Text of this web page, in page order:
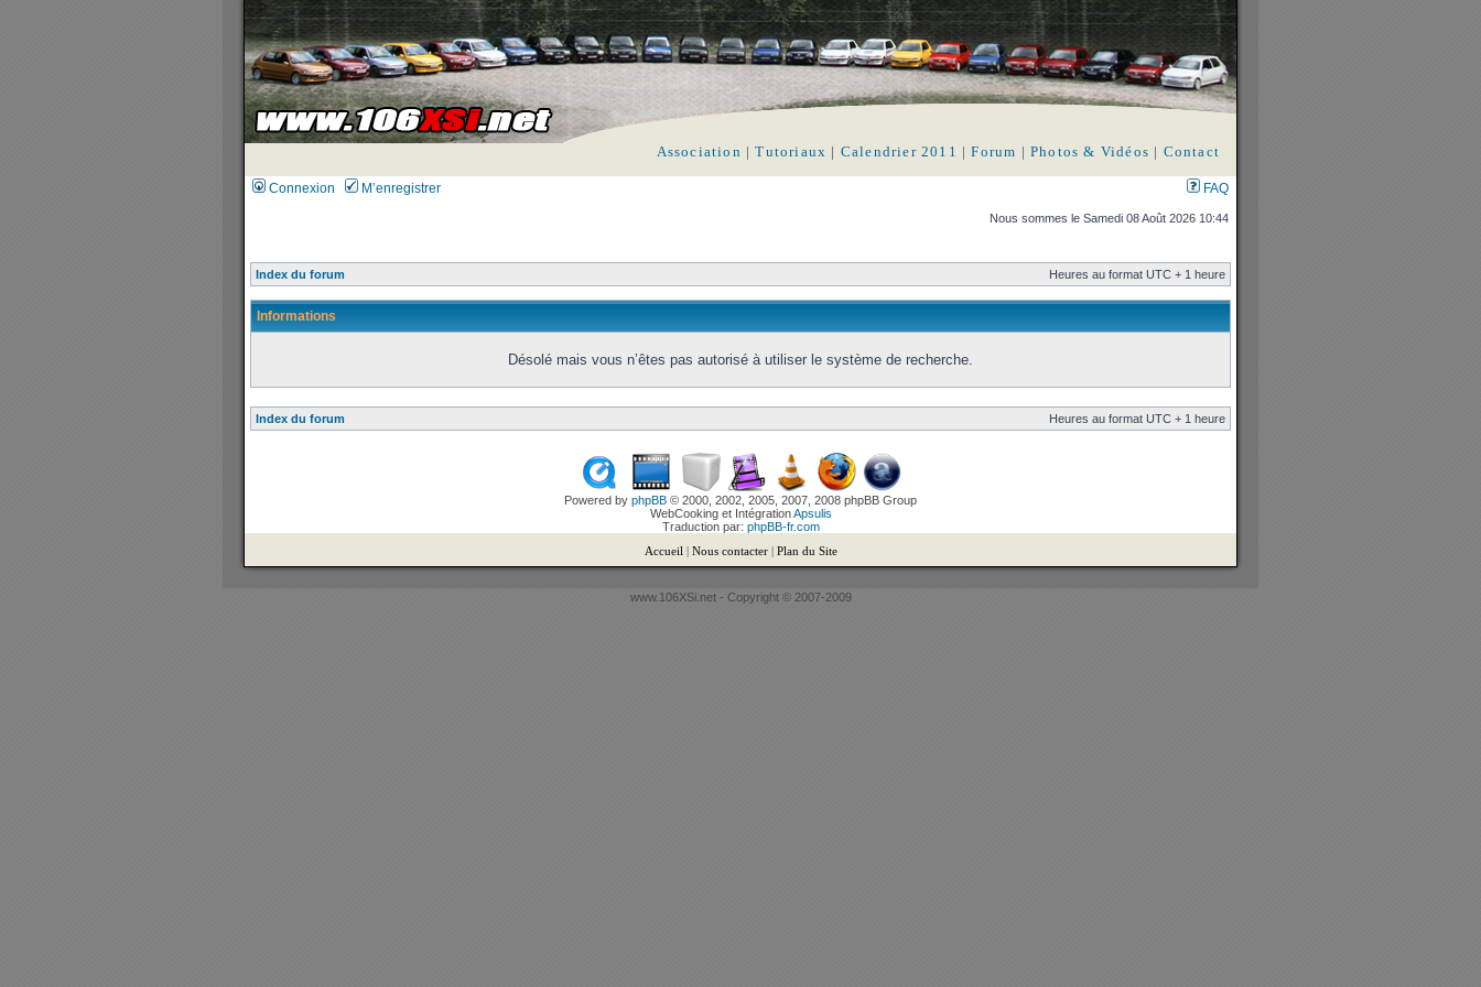
Association |Tutoriaux | Calendrier 2011 |Forum | Photos & Vidéos | Contact
Connexion M’enregistrer FAQ
Nous sommes le Samedi 08 Août 2026 10:44
Index du forum Heures au format UTC + 1 heure
Informations
Désolé mais vous n’êtes pas autorisé à utiliser le système de recherche.
Index du forum Heures au format UTC + 1 heure
Powered by phpBB © 2000, 2002, 2005, 2007, 2008 phpBB Group
WebCooking et IntégrationApsulis
Traduction par: phpBB-fr.com
Accueil | Nous contacter| Plan du Site
www.106XSi.net - Copyright © 2007-2009